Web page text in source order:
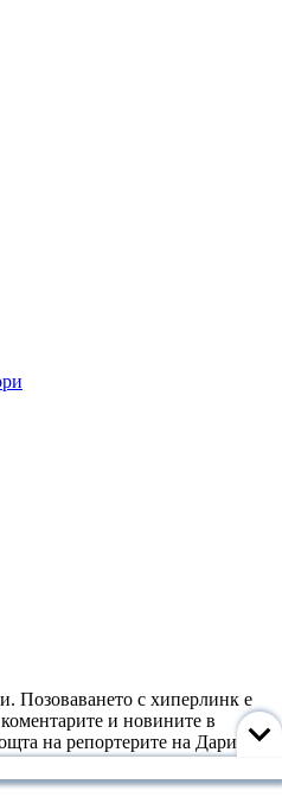
Позоваването с хиперлинк е
и новините в
на репортерите на Дарик
на радиото. Снимки: Дарик